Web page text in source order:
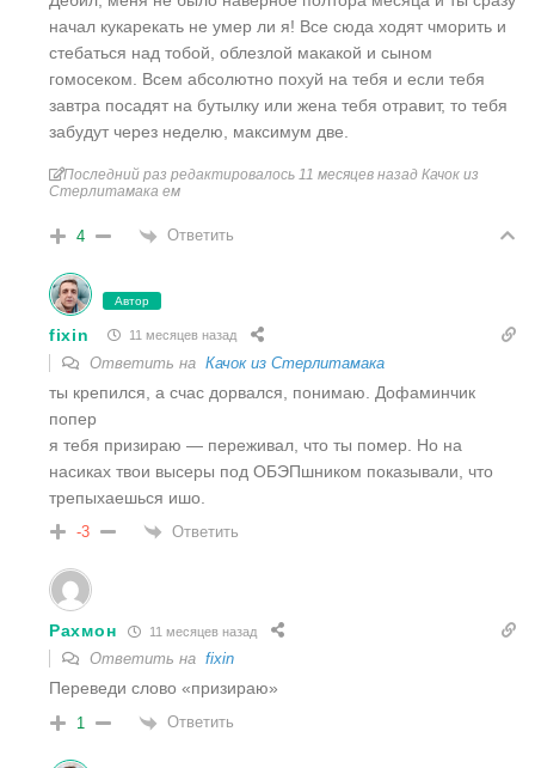
начал кукарекать не умер ли я! Все сюда ходят чморить и
стебаться над тобой, облезлой макакой и сыном
гомосеком. Всем абсолютно похуй на тебя и если тебя
завтра посадят на бутылку или жена тебя отравит, то тебя
забудут через неделю, максимум две.
Последний раз редактировалось 11 месяцев назад Качок из
Стерлитамака ем
4 Ответить
Автор
fixin 11 месяцев назад
Ответить на Качок из Стерлитамака
ты крепился, а счас дорвался, понимаю. Дофаминчик
попер
я тебя призираю — переживал, что ты помер. Но на
насиках твои высеры под ОБЭПшником показывали, что
трепыхаешься ишо.
-3 Ответить
Рахмон 11 месяцев назад
Ответить на fixin
Переведи слово «призираю»
1 Ответить